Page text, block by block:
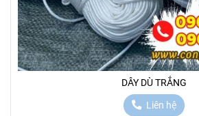
DÂY DÙ TRẮNG
Liên hệ